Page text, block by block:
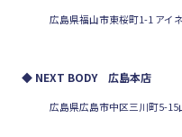
広島県福山市東桜町1-1 アイネ
◆ NEXT BODY 広島本店
広島県広島市中区三川町5-15山